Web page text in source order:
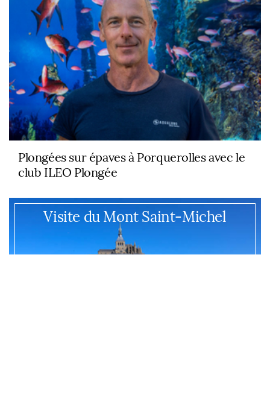
Plongées sur épaves à Porquerolles avec le
club ILEO Plongée
Visite du Mont Saint-Michel